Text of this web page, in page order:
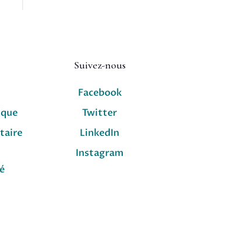
Suivez-nous
Facebook
Twitter
LinkedIn
Instagram